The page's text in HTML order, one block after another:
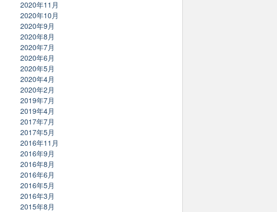
2020年11月
2020年10月
2020年9月
2020年8月
2020年7月
2020年6月
2020年5月
2020年4月
2020年2月
2019年7月
2019年4月
2017年7月
2017年5月
2016年11月
2016年9月
2016年8月
2016年6月
2016年5月
2016年3月
2015年8月